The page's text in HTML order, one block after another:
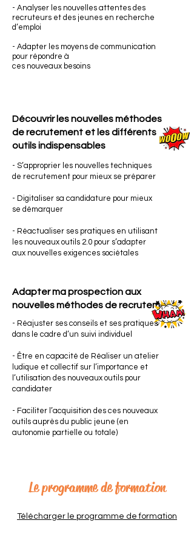
- Analyser les nouvelles attentes des
recruteurs et des jeunes en recherche
d’emploi
- Adapter les moyens de communication
pour répondre à
ces nouveaux besoins
Découvrir les nouvellesméthodes
de recrutement et les différents
outils indispensables
- S’approprier les nouvelles techniques
de recrutement pour mieux se préparer
- Digitaliser sa candidature pour mieux
se démarquer
- Réactualiser ses pratiques en utilisant
les nouveaux outils 2.0 pour s’adapter
aux nouvelles exigences sociétales
Adapter ma prospection aux
nouvelles méthodes de recrutement
- Réajuster ses conseils et ses pratiques
dans le cadre d’un suivi individuel
- Être en capacité de Réaliser un atelier
ludique et collectif sur l’importance et
l’utilisation des nouveaux outils pour
candidater
- Faciliter l’acquisition des ces nouveaux
outils auprès du public jeune (en
autonomie partielle ou totale)
Le programme de formation
Télécharger le programme de formation